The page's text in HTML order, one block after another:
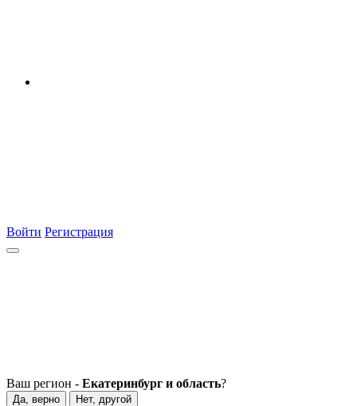
Войти Регистрация
Ваш регион - Екатеринбург и область?
Да, верно Нет, другой